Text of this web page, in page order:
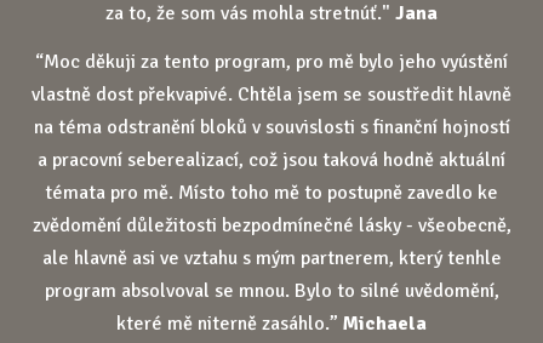
za to, že som vás mohla stretnúť." Jana
“Moc děkuji za tento program, pro mě bylo jeho vyústění
vlastně dost překvapivé. Chtěla jsem se soustředit hlavně
na téma odstranění bloků v souvislosti s finanční hojností
a pracovní seberealizací, což jsou taková hodně aktuální
témata pro mě. Místo toho mě to postupně zavedlo ke
zvědomění důležitosti bezpodmínečné lásky - všeobecně,
ale hlavně asi ve vztahu s mým partnerem, který tenhle
program absolvoval se mnou. Bylo to silné uvědomění,
které mě niterně zasáhlo.” Michaela